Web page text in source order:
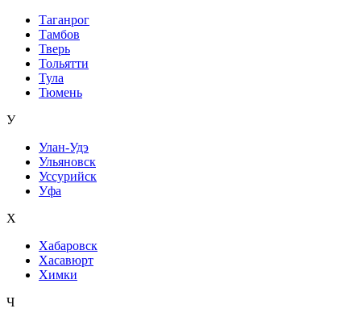
Таганрог
Тамбов
Тверь
Тольятти
Тула
Тюмень
У
Улан-Удэ
Ульяновск
Уссурийск
Уфа
Х
Хабаровск
Хасавюрт
Химки
Ч